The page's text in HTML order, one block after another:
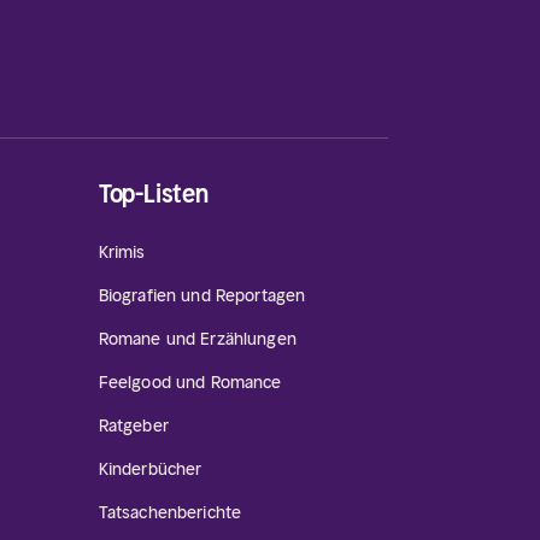
Top-Listen
Krimis
Biografien und Reportagen
Romane und Erzählungen
Feelgood und Romance
Ratgeber
Kinderbücher
Tatsachenberichte